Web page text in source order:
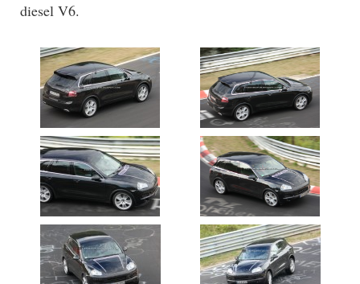
diesel V6.